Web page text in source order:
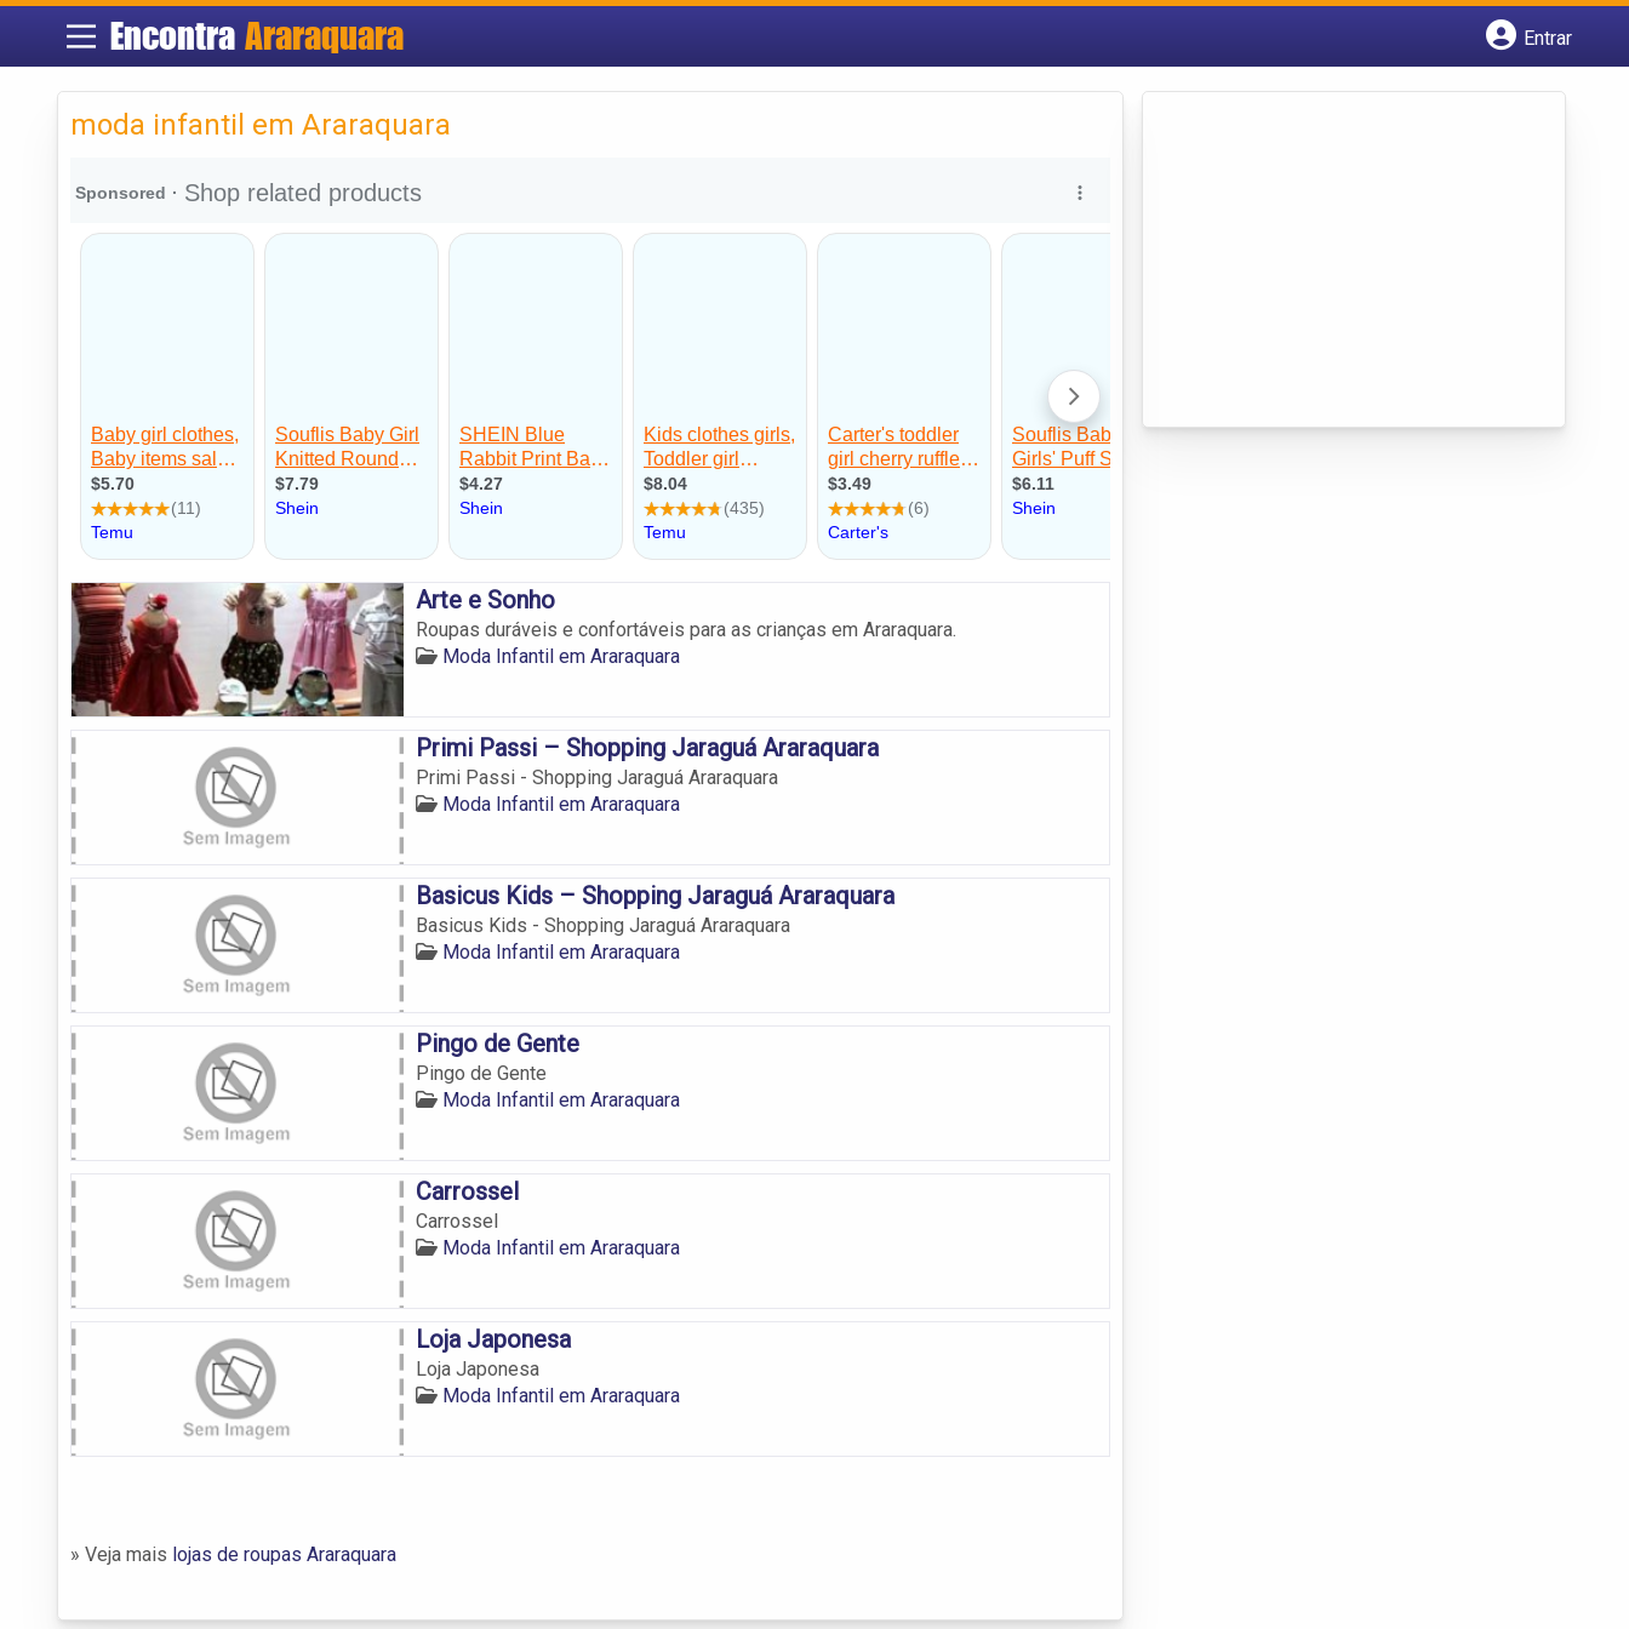
Encontra Araraquara
Entrar
moda infantil em Araraquara
Arte e Sonho
Roupas duráveis e confortáveis para as crianças em Araraquara.
Moda Infantil em Araraquara
Primi Passi – Shopping Jaraguá Araraquara
Primi Passi - Shopping Jaraguá Araraquara
Moda Infantil em Araraquara
Basicus Kids – Shopping Jaraguá Araraquara
Basicus Kids - Shopping Jaraguá Araraquara
Moda Infantil em Araraquara
Pingo de Gente
Pingo de Gente
Moda Infantil em Araraquara
Carrossel
Carrossel
Moda Infantil em Araraquara
Loja Japonesa
Loja Japonesa
Moda Infantil em Araraquara
» Veja mais lojas de roupas Araraquara